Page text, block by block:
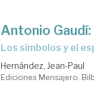
Antonio
Los símbolos y el
Hernández, Jean-Paul
Ediciones Mensajero.